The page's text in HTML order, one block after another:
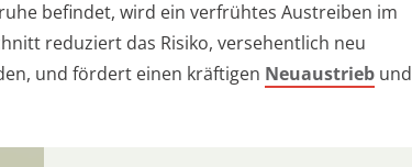
befindet, wird ein verfrühtes Austreiben im
reduziert das Risiko, versehentlich neu
und fördert einen kräftigen Neuaustrieb und